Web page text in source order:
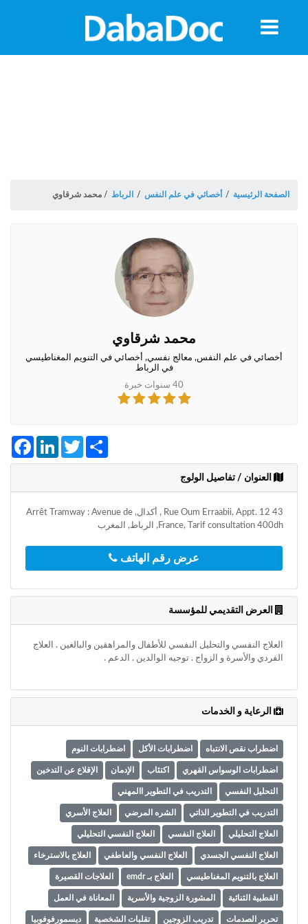
الصفحة الرئيسية / أخصائي في علم النفس / الرباط / محمد شرقاوي
محمد شرقاوي
أخصائي في علم النفس, معالج نفسي, أخصائي في التنويم المغناطيسي
في الرباط
40 سنوات خبرة
LinkedIn Twitter Share
العنوان / تفاصيل الولوج
43 Rue Oum Erraabii, Appt. 12 , أكدال, Arrêt Tramway : Avenue de
France, Tarif consultation 400dh, الرباط, المغرب
عرض رقم الهاتف
العرض التقديمي للمؤسسة
العلاج النفسي والتحليل النفسي للأطفال والمراهقين والبالغين . العلاج
الفردي والأسرة و الزواج . توجيه الوالدين . الدعم .
الرعاية و الخدمات
اضطراب نقص الانتباه اضطرابات الأكل اضطرابات النوم
اضطرابات الوسواس القهري اكتئاب الإدمان الإقلاع عن التدخين
التحليل النفسي التدريب في التطوير االمهني
التدريب في التطوير الذاتي الشره المرضي العلاج الأسري
العلاج التحليلي العلاج النفسي العلاج النفسي التحليلي
العلاج النفسي الجسدي العلاج النفسي والعاطفي العلاج بالاسترخاء
العلاج بالتنويم المغناطيسي العلاج بـ emdr العلاجات القصيرة
القطبية الثنائية المشورة الزوجية والأسرية المعاناة في العمل
تحرير الصدمات تدريب الزوجين تقلبات الشخصية ديسمورفوفوبيا
معلومات
التأكيد
"تأكيد
المواعيد"
فأنت
تقر
بأنك
قرأت
على
شروط
وأحكام
،
بما
الفقرة
الخاصة
بحماية
المعلومات
الشخصية.